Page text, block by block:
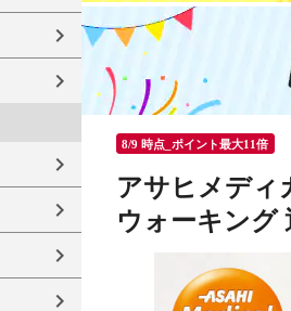
8/9 時点_ポイント最大11倍
アサヒメディ
ウォーキング